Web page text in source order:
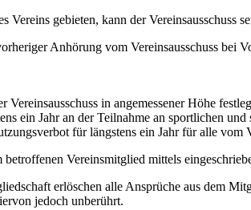
Vereins gebieten, kann der
Anhörung vom Vereinsausschuss bei
Vereinsausschuss in angemessener Höhe
ein Jahr an der Teilnahme an sportlichen
für längstens ein Jahr für alle
Vereinsmitglied mittels
erlöschen alle Ansprüche aus dem
jedoch unberührt.